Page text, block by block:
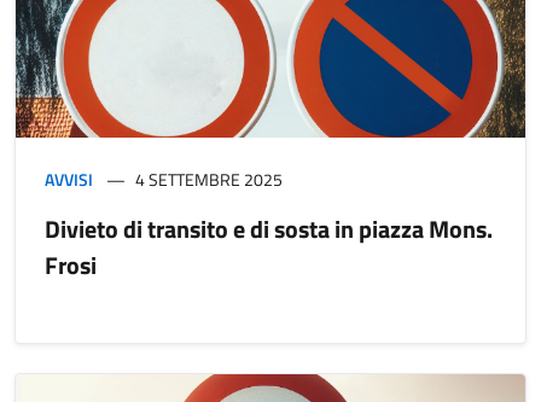
AVVISI 4 SETTEMBRE 2025
Divieto di transito e di sosta in piazza Mons.
Frosi